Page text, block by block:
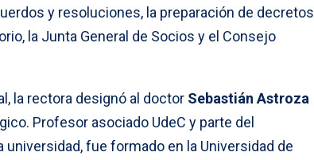
y resoluciones, la preparación de decretos
la Junta General de Socios y el Consejo
la rectora designó al doctor Sebastián Astroza
Profesor asociado UdeC y parte del
fue formado en la Universidad de